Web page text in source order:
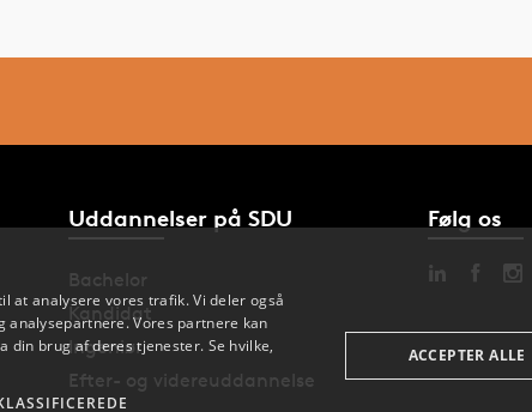
Uddannelser på SDU
Bachelor
Kandidat
Ingeniør
Efter- og videreuddannelse
Følg os
at analysere vores trafik. Vi deler også
Vores partnere kan
din brug af deres tjenester. Se hvilke,
ACCEPTER ALLE